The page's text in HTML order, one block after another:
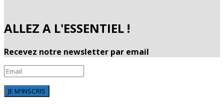
ALLEZ A L'ESSENTIEL !
Recevez notre newsletter par email
JE M'INSCRIS